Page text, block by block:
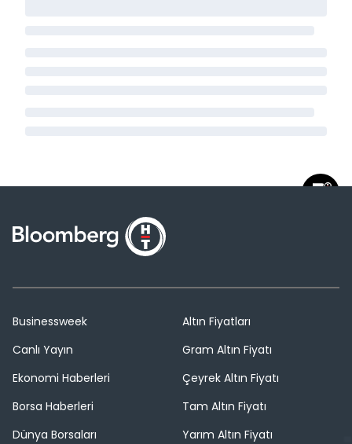
Businessweek
Canlı Yayın
Ekonomi Haberleri
Borsa Haberleri
Dünya Borsaları
Altın Fiyatları
Gram Altın Fiyatı
Çeyrek Altın Fiyatı
Tam Altın Fiyatı
Yarım Altın Fiyatı